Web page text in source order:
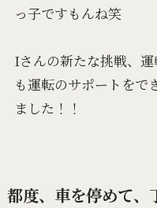
っ子ですもんね笑
Iさんの新たな挑戦、
も運転のサポートをで
ました！！
都度、車を停めて、